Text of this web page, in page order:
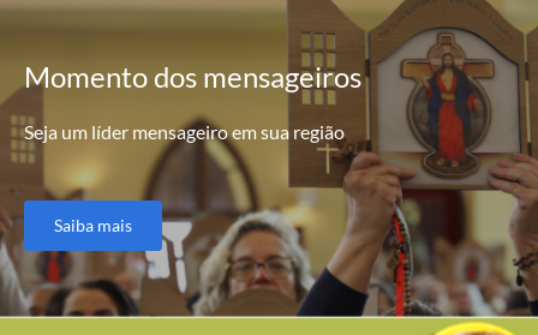
Momentodos mensageiros
Seja um líder mensageiro em sua região
Saiba mais